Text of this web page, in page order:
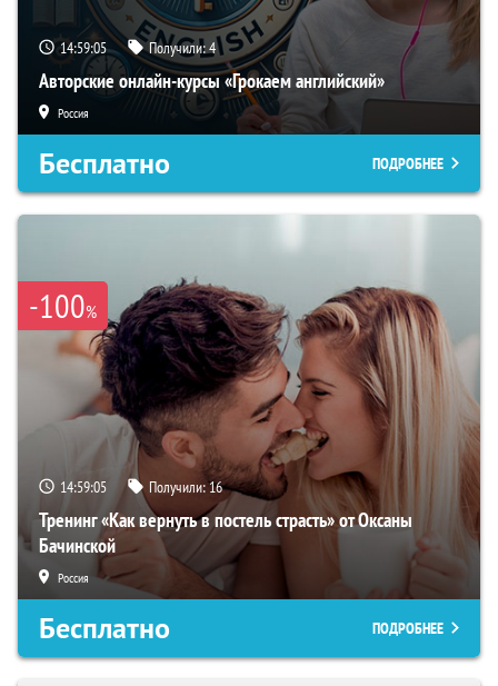
14:59:04 Получили:4
Авторские онлайн-курсы «Грокаем английский»
Россия
Бесплатно ПОДРОБНЕЕ
-100%
14:59:04 Получили:16
Тренинг «Как вернуть в постель страсть» от Оксаны
Бачинской
Россия
Бесплатно ПОДРОБНЕЕ